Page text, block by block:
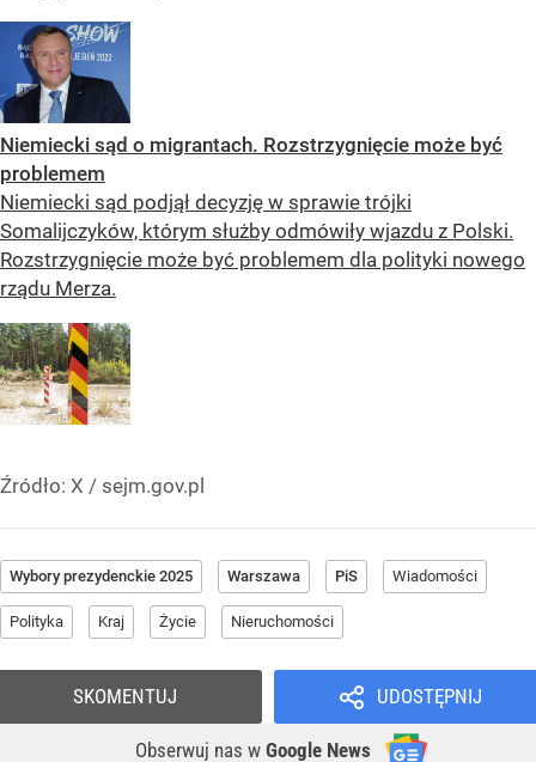
Niemiecki sąd o migrantach. Rozstrzygnięcie może być
problemem
Niemiecki sąd podjął decyzję w sprawie trójki
Somalijczyków, którym służby odmówiły wjazdu z Polski.
Rozstrzygnięcie może być problemem dla polityki nowego
rządu Merza.
Źródło: X / sejm.gov.pl
Wybory prezydenckie 2025 Warszawa PiS Wiadomości
Polityka Kraj Życie Nieruchomości
UDOSTĘPNIJ
Obserwuj nas w Google News
SKOMENTUJ